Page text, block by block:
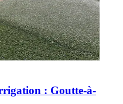
: Goutte-à-